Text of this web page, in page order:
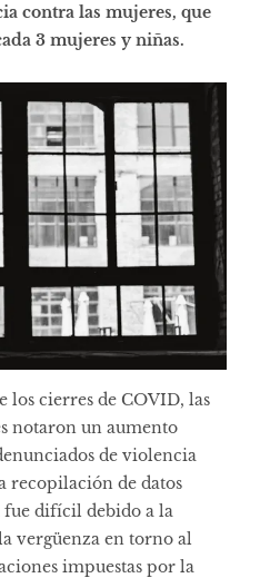
contra las mujeres, que
3 mujeres y niñas.
los cierres de COVID, las
notaron un aumento
de violencia
recopilación de datos
fue difícil debido a la
vergüenza en torno al
impuestas por la